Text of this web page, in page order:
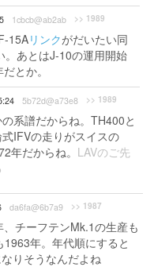
1cbcb@ab2ab >> 1989
15Aリンクがだいたい同
。あとはJ-10の運用開始
とか。
5b72d@a73e8 >> 1989
系譜だからね。TH400と
IFVの走りがスイスの
年だからね。 LAVのご先
da6fa@6b7a9 >> 1987
チーフテンMk.1の生産も
年。年代順にすると
りそうなんだよね